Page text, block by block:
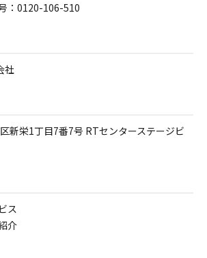
：0120-106-510
社
新栄1丁目7番7号 RTセンターステージビ
ス
介